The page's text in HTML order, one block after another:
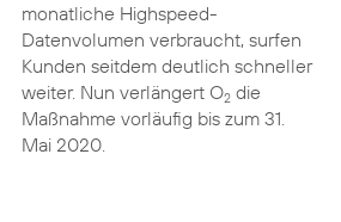
monatliche Highspeed-
Datenvolumen verbraucht, surfen
Kunden seitdem deutlich schneller
weiter. Nun verlängert O2die
Maßnahme vorläufig bis zum 31.
Mai 2020.